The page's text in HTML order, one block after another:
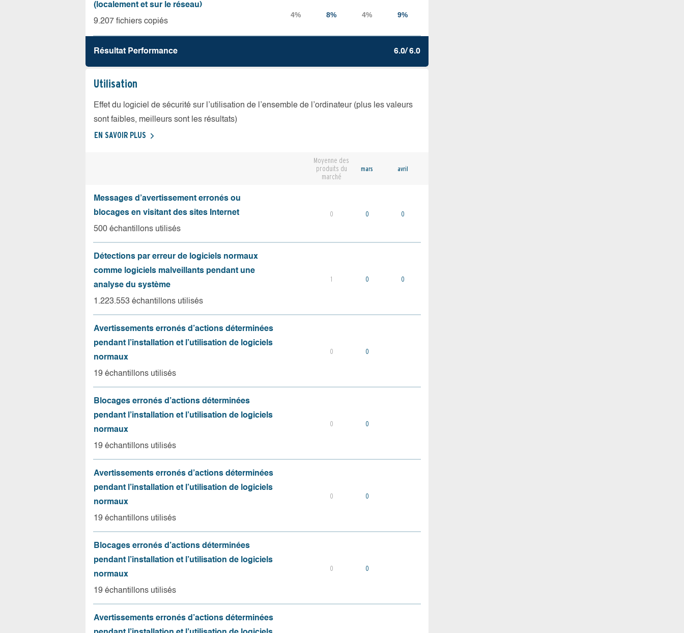
(localement et sur le réseau)
9.207 fichiers copiés
Résultat Performance 6.0/ 6.0
Utilisation
Effet du logiciel de sécurité sur l’utilisation de l’ensemble de l’ordinateur (plus les valeurs
sont faibles, meilleurs sont les résultats)
EN SAVOIR PLUS
Moyenne des
produits du
marché
mars avril
Messages d’avertissement erronés ou
blocages en visitant des sites Internet
500 échantillons utilisés
0 0 0
Détections par erreur de logiciels normaux
comme logiciels malveillants pendant une
analyse du système
1.223.553 échantillons utilisés
1 0 0
Avertissements erronés d’actions déterminées
pendant l’installation et l’utilisation de logiciels
normaux
19 échantillons utilisés
0 0
Blocages erronés d’actions déterminées
pendant l’installation et l’utilisation de logiciels
normaux
19 échantillons utilisés
0 0
Avertissements erronés d’actions déterminées
pendant l’installation et l’utilisation de logiciels
normaux
19 échantillons utilisés
0 0
Blocages erronés d’actions déterminées
pendant l’installation et l’utilisation de logiciels
normaux
19 échantillons utilisés
0 0
Avertissements erronés d’actions déterminées